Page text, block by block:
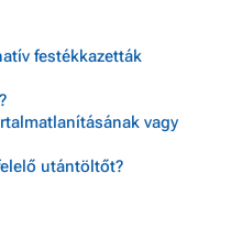
festékkazetták
vagy
utántöltőt?